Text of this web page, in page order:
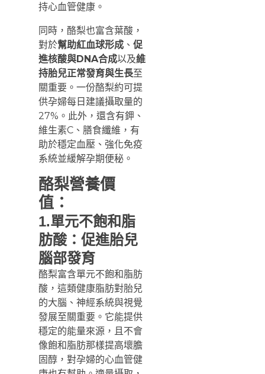
持心血管健康。
同時，酪梨也富含葉酸，
對於幫助紅血球形成 、 促
進核酸與DNA合成以及維
持胎兒正常發育與生長至
關重要。一份酪梨約可提
供孕婦每日建議攝取量的
27%。此外，還含有鉀、
維生素C、膳食纖維，有
助於穩定血壓、強化免疫
系統並緩解孕期便秘。
酪梨營養價
值：
1.單元不飽和脂
肪酸：促進胎兒
腦部發育
酪梨富含單元不飽和脂肪
酸，這類健康脂肪對胎兒
的大腦、神經系統與視覺
發展至關重要。它能提供
穩定的能量來源，且不會
像飽和脂肪那樣提高壞膽
固醇，對孕婦的心血管健